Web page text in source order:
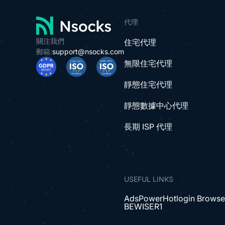
關注我們
郵箱:support@nsocks.com
代理
住宅代理
無限住宅代理
靜態住宅代理
靜態數據中心代理
長期 ISP 代理
USEFUL LINKS
AdsPowerHotlogin
BEWISER1